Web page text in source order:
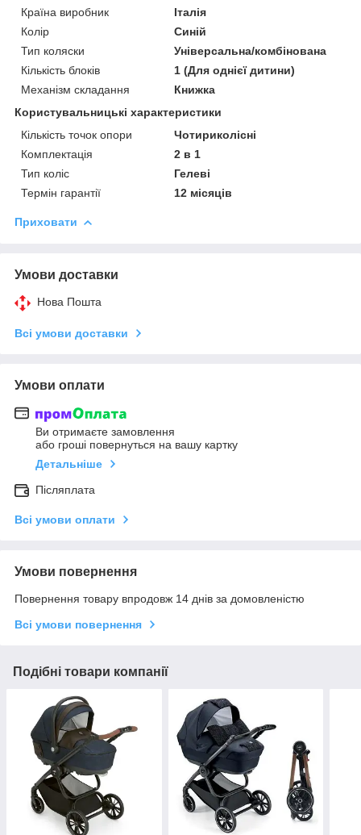
Країна виробник
Італія
Колір
Синій
Тип коляски
Універсальна/комбінована
Кількість блоків
1 (Для однієї дитини)
Механізм складання
Книжка
Користувальницькі характеристики
Кількість точок опори
Чотириколісні
Комплектація
2 в 1
Тип коліс
Гелеві
Термін гарантії
12 місяців
Приховати
Умови доставки
Нова Пошта
Всі умови доставки
Умови оплати
Ви отримаєте замовлення
або гроші повернуться на вашу картку
Детальніше
Післяплата
Всі умови оплати
Умови повернення
Повернення товару впродовж 14 днів за домовленістю
Всі умови повернення
Подібні товари компанії